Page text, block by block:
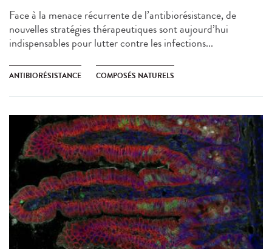
Face à la menace récurrente de l’antibiorésistance, de
nouvelles stratégies thérapeutiques sont aujourd’hui
indispensables pour lutter contre les infections...
ANTIBIORÉSISTANCE COMPOSÉS NATURELS